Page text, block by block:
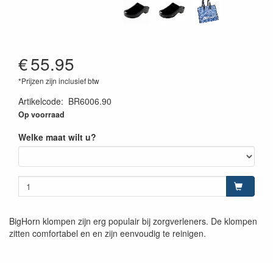
€55.95
*Prijzen zijn inclusief btw
Artikelcode: BR6006.90
Op voorraad
Welke maat wilt u?
BigHorn klompen zijn erg populair bij zorgverleners. De klompen
zitten comfortabel en en zijn eenvoudig te reinigen.